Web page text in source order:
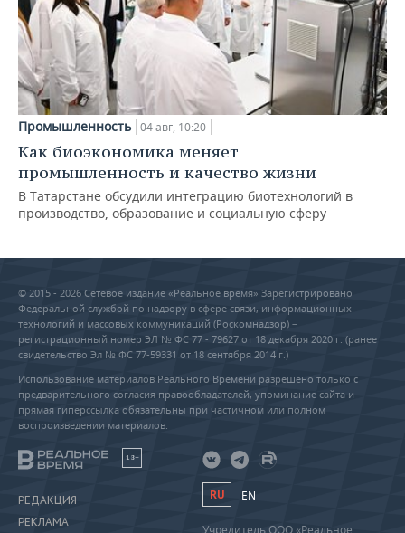
Промышленность 04 авг, 10:20
Как биоэкономика меняет
промышленность и качество жизни
В Татарстане обсудили интеграцию биотехнологий в
производство, образование и социальную сферу
© 2015 - 2026 Сетевое издание «Реальное время» Зарегистрировано
Федеральной службой по надзору в сфере связи, информационных
технологий и массовых коммуникаций (Роскомнадзор) –
регистрационный номер ЭЛ № ФС 77 - 79627 от 18 декабря 2020 г. (ранее
свидетельство Эл № ФС 77-59331 от 18 сентября 2014 г.)
Использование материалов Реального Времени разрешено только с
предварительного согласия правообладателей, упоминание сайта и
прямая гиперссылка обязательны при частичном или полном
воспроизведении материалов.
18+
РЕДАКЦИЯ
РЕКЛАМА
RU EN